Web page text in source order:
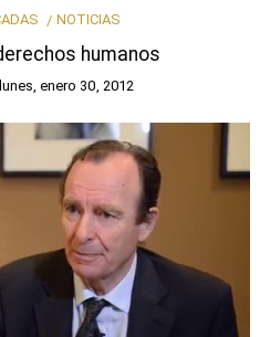
NOTICIAS
humanos
lunes, enero 30, 2012